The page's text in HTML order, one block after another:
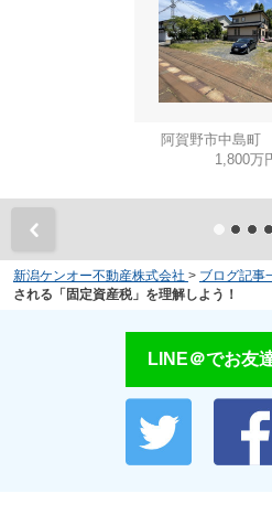
阿賀野市中島町
1,800万
新潟ケンオー不動産株式会社 > ブログ記事
される「固定資産税」を理解しよう！
LINE＠でお友